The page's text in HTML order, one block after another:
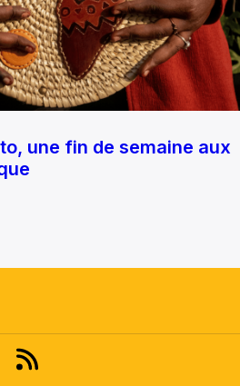
une fin de semaine aux